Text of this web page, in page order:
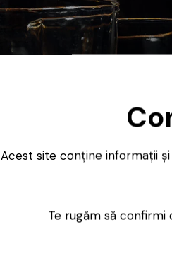
Acest site conține informații
Te rugăm să